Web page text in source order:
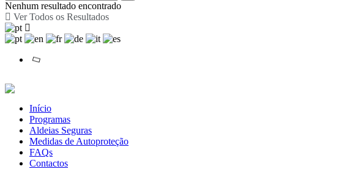
Nenhum resultado encontrado
Ver Todos os Resultados
Início
Programas
Aldeias Seguras
Medidas de Autoproteção
FAQs
Contactos